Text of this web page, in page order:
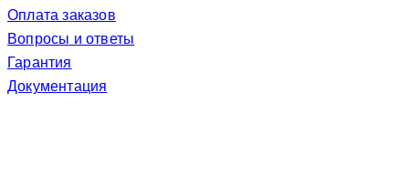
Оплата заказов
Вопросы и ответы
Гарантия
Документация